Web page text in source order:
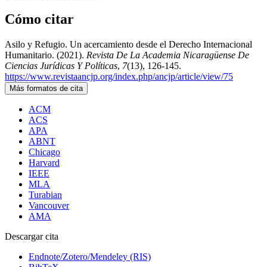
Cómo citar
Asilo y Refugio. Un acercamiento desde el Derecho Internacional
Humanitario. (2021). Revista De La Academia Nicaragüense De
Ciencias Jurídicas Y Políticas, 7(13), 126-145.
https://www.revistaancjp.org/index.php/ancjp/article/view/75
Más formatos de cita
ACM
ACS
APA
ABNT
Chicago
Harvard
IEEE
MLA
Turabian
Vancouver
AMA
Descargar cita
Endnote/Zotero/Mendeley (RIS)